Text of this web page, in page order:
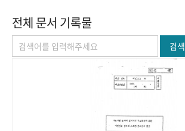
전체 문서 기록물
검색